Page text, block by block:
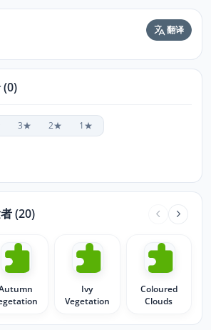
翻译
(0)
3★ 2★ 1★
(20)
Ivy
Vegetation
Coloured
Clouds